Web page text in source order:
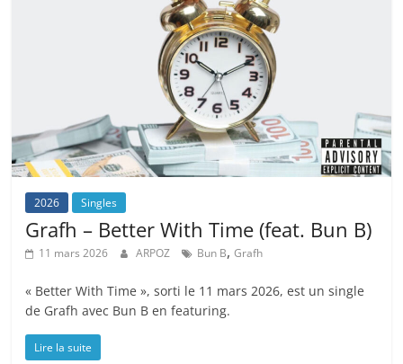
2026 Singles
Grafh – Better With Time (feat. Bun B)
11 mars 2026 ARPOZ Bun B,Grafh
« Better With Time », sorti le 11 mars 2026, est un single
de Grafh avec Bun B en featuring.
Lire la suite